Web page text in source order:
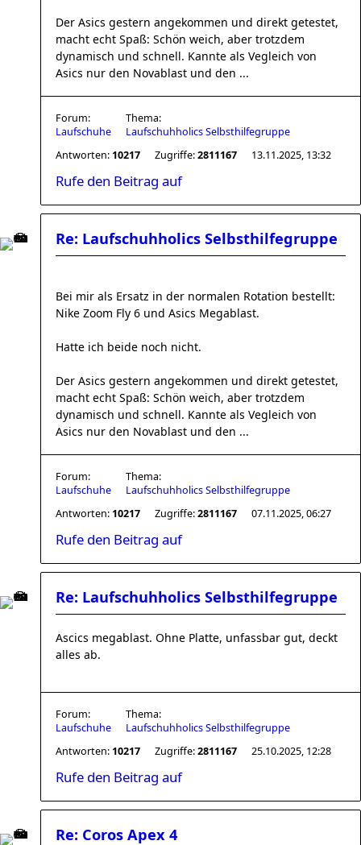
Der Asics gestern angekommen und direkt getestet,
macht echt Spaß: Schön weich, aber trotzdem
dynamisch und schnell. Kannte als Vegleich von
Asics nur den Novablast und den ...
Forum:
Laufschuhe
Thema:
Laufschuhholics Selbsthilfegruppe
Antworten: 10217 Zugriffe:2811167 13.11.2025, 13:32
Rufe den Beitrag auf
Re: Laufschuhholics Selbsthilfegruppe
Bei mir als Ersatz in der normalen Rotation bestellt:
Nike Zoom Fly 6 und Asics Megablast.
Hatte ich beide noch nicht.
Der Asics gestern angekommen und direkt getestet,
macht echt Spaß: Schön weich, aber trotzdem
dynamisch und schnell. Kannte als Vegleich von
Asics nur den Novablast und den ...
Forum:
Laufschuhe
Thema:
Laufschuhholics Selbsthilfegruppe
Antworten: 10217 Zugriffe:2811167 07.11.2025, 06:27
Rufe den Beitrag auf
Re: Laufschuhholics Selbsthilfegruppe
Ascics megablast. Ohne Platte, unfassbar gut, deckt
alles ab.
Forum:
Laufschuhe
Thema:
Laufschuhholics Selbsthilfegruppe
Antworten: 10217 Zugriffe:2811167 25.10.2025, 12:28
Rufe den Beitrag auf
Re: Coros Apex 4